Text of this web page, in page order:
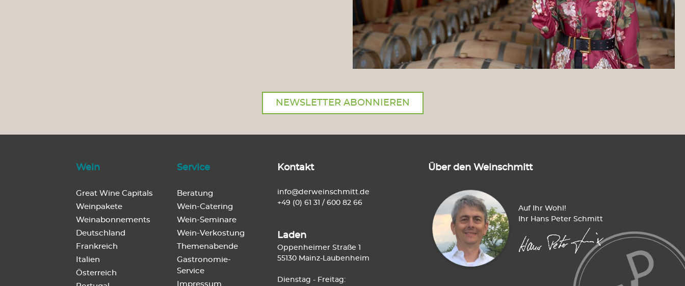
NEWSLETTER ABONNIEREN
Wein
Great Wine Capitals
Weinpakete
Weinabonnements
Deutschland
Frankreich
Italien
Österreich
Service
Beratung
Wein-Catering
Wein-Seminare
Wein-Verkostung
Themenabende
Gastronomie-
Service
Impressum
Kontakt
info@derweinschmitt.de
+49 (0) 61 31 / 600 82 66
Laden
Oppenheimer Straße 1
55130 Mainz-Laubenheim
Dienstag - Freitag:
Über den Weinschmitt
Auf Ihr Wohl!
Ihr Hans Peter Schmitt